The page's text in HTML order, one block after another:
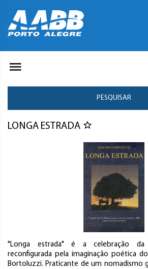
PESQUISAR
LONGA ESTRADA
"Longa estrada" é a celebração da
reconfigurada pela imaginação poética
Bortoluzzi. Praticante de um nomadismo